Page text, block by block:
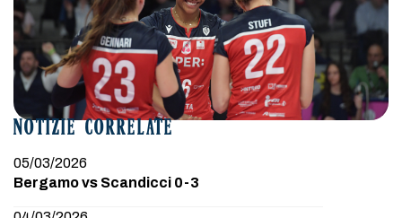
NOTIZIE CORRELATE
05/03/2026
Bergamo vs Scandicci 0-3